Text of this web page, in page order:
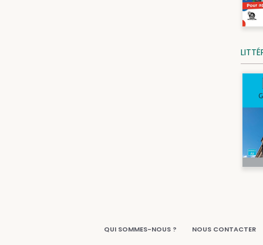
QUI SOMMES-NOUS ? NOUS CONTACTER